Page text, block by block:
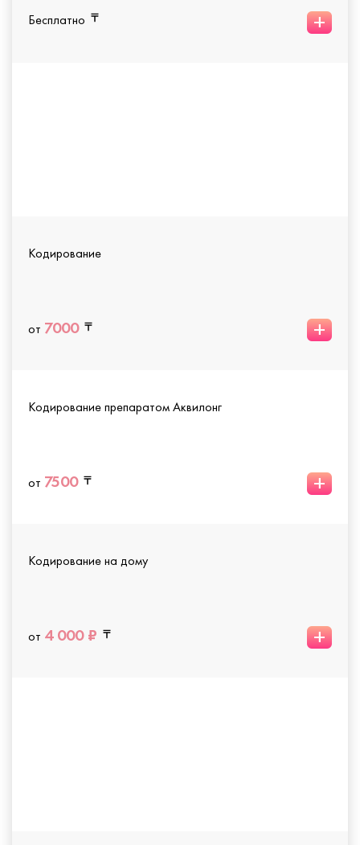
Бесплатно +
Кодирование
от 7000 +
Кодирование препаратом Аквилонг
от 7500 +
Кодирование на дому
от 4 000 ₽ +